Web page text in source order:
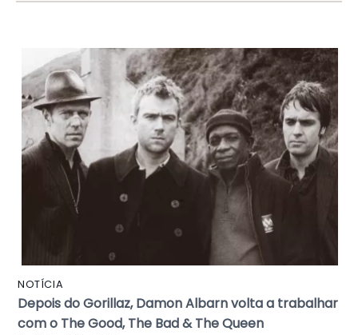
NOTÍCIA
Depois do Gorillaz, Damon Albarn volta a trabalhar
com o The Good, The Bad & The Queen